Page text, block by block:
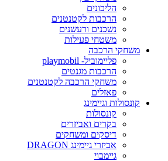
הליכונים
הרכבות לקטנטנים
נשכנים ורעשנים
משטחי פעילות
משחקי הרכבה
פליימוביל- playmobil
הרכבות מגנטים
משחקי הרכבה לקטנטנים
פאזלים
קונסולות וגיימינג
קונסולות
בקרים ואביזרים
דיסקים ומשחקים
אביזרי גיימינג DRAGON
גיימבוי